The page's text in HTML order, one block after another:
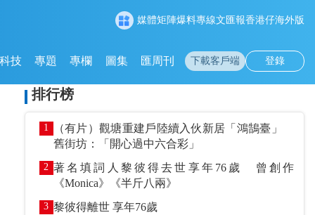
媒體矩陣爆料專線文匯報香港仔海外版
技 專題 專欄 圖集 匯周刊 下載客戶端 登錄
排行榜
1
（有片）觀塘重建戶陸續入伙新居「鴻鵠臺」
舊街坊：「開心過中六合彩」
2 著名填詞人黎彼得去世享年76歲 曾創作
《Monica》《半斤八兩》
3 黎彼得離世 享年76歲